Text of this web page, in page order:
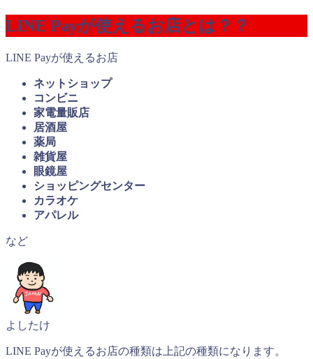
LINE Payが使えるお店とは？？
LINE Payが使えるお店
ネットショップ
コンビニ
家電量販店
居酒屋
薬局
雑貨屋
眼鏡屋
ショッピングセンター
カラオケ
アパレル
など
よしたけ
LINE Payが使えるお店の種類は上記の種類になります。